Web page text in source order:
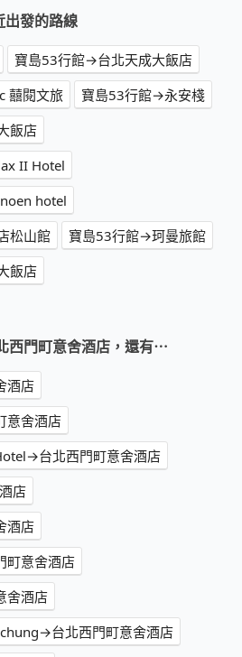
出發的路線
寶島53行館→台北天成大飯店
囍閱文旅
寶島53行館→永安棧
飯店
II Hotel
hotel
松山館
寶島53行館→珂曼旅館
飯店
西門町意舍酒店，還有⋯
酒店
意舍酒店
台北西門町意舍酒店
店
酒店
町意舍酒店
舍酒店
台北西門町意舍酒店